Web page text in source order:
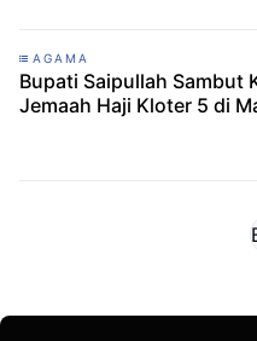
AGAMA
Bupati Saipullah Sambut
Jemaah Haji Kloter 5 di